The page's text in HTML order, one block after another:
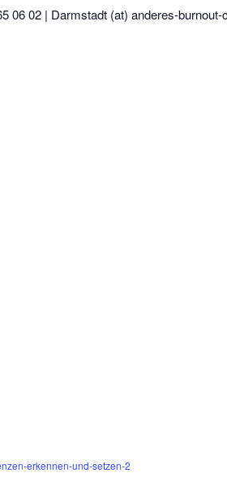
06 02 | Darmstadt (at) anderes-burnout-
erkennen-und-setzen-2